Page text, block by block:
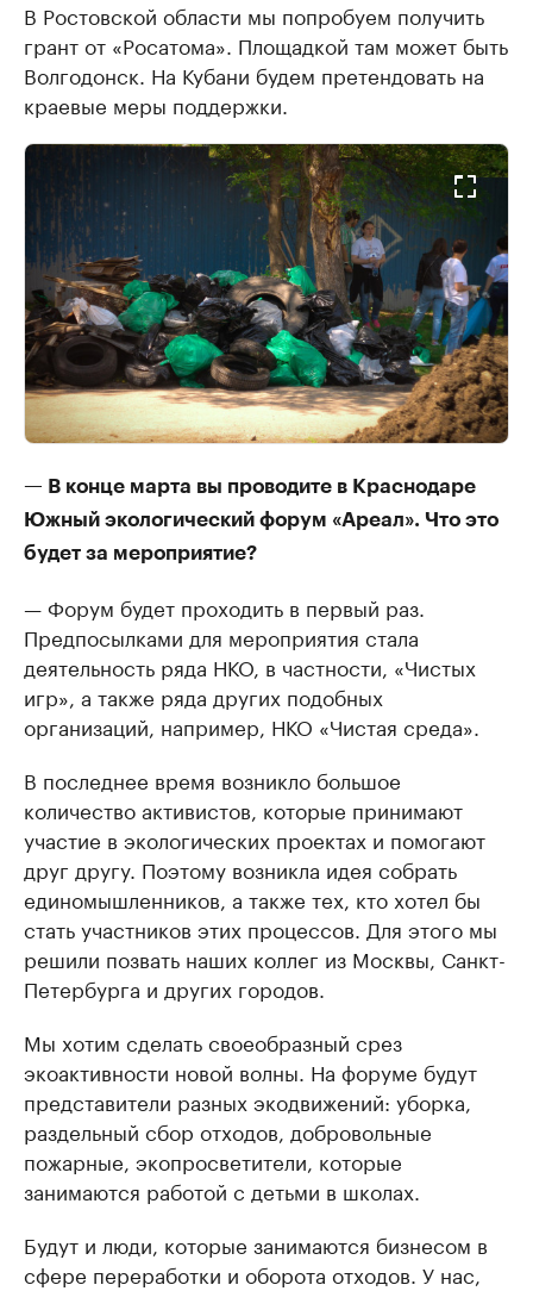
В Ростовской области мы попробуем получить
грант от «Росатома». Площадкой там может быть
Волгодонск. На Кубани будем претендовать на
краевые меры поддержки.
— В конце марта вы проводите в Краснодаре
Южный экологический форум «Ареал». Что это
будет за мероприятие?
— Форум будет проходить в первый раз.
Предпосылками для мероприятия стала
деятельность ряда НКО, в частности, «Чистых
игр», а также ряда других подобных
организаций, например, НКО «Чистая среда».
В последнее время возникло большое
количество активистов, которые принимают
участие в экологических проектах и помогают
друг другу. Поэтому возникла идея собрать
единомышленников, а также тех, кто хотел бы
стать участников этих процессов. Для этого мы
решили позвать наших коллег из Москвы, Санкт-
Петербурга и других городов.
Мы хотим сделать своеобразный срез
экоактивности новой волны. На форуме будут
представители разных экодвижений: уборка,
раздельный сбор отходов, добровольные
пожарные, экопросветители, которые
занимаются работой с детьми в школах.
Будут и люди, которые занимаются бизнесом в
сфере переработки и оборота отходов. У нас,